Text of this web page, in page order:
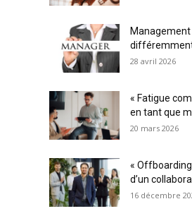
28 avril 2026
« Fatigue
en tant que
20 mars 2026
«
d’un
16 décembre